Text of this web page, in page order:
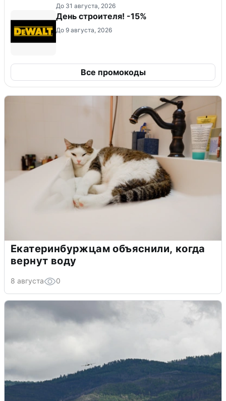
До 31 августа, 2026
День строителя! -15%
До 9 августа, 2026
Все промокоды
Екатеринбуржцам объяснили, когда
вернут воду
8 августа 0